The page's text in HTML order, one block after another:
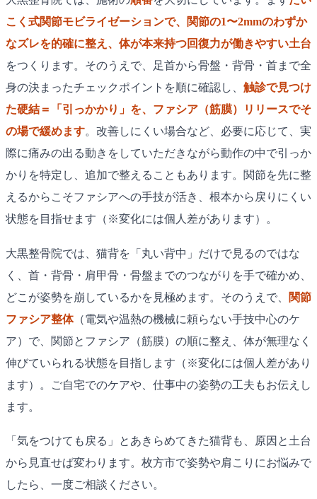
こく式関節モビライゼーションで、関節の1〜2mmのわずか
なズレを的確に整え、体が本来持つ回復力が働きやすい土台
をつくります。そのうえで、足首から骨盤・背骨・首まで全
身の決まったチェックポイントを順に確認し、 触診で見つけ
た硬結＝「引っかかり」を、ファシア（筋膜）リリースでそ
の場で緩めます。改善しにくい場合など、必要に応じて、実
際に痛みの出る動きをしていただきながら動作の中で引っか
かりを特定し、追加で整えることもあります。関節を先に整
えるからこそファシアへの手技が活き、根本から戻りにくい
状態を目指せます（※変化には個人差があります）。
大黒整骨院では、猫背を「丸い背中」だけで見るのではな
く、首・背骨・肩甲骨・骨盤までのつながりを手で確かめ、
どこが姿勢を崩しているかを見極めます。そのうえで、
関節
ファシア整体（電気や温熱の機械に頼らない手技中心のケ
ア）で、関節とファシア（筋膜）の順に整え、体が無理なく
伸びていられる状態を目指します（※変化には個人差があり
ます）。ご自宅でのケアや、仕事中の姿勢の工夫もお伝えし
ます。
「気をつけても戻る」とあきらめてきた猫背も、原因と土台
から見直せば変わります。枚方市で姿勢や肩こりにお悩みで
したら、一度ご相談ください。